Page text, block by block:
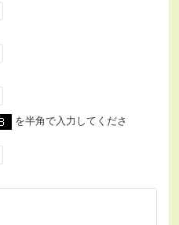
を半角で入力してくださ